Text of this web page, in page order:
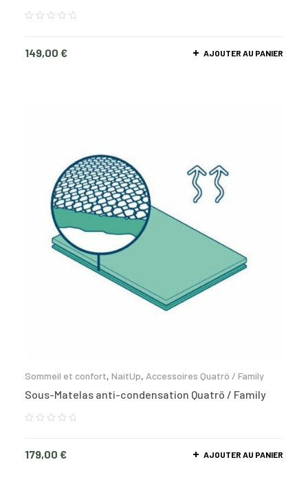
149,00 € AJOUTER AU PANIER
Sommeil et confort, NaitUp, Accessoires Quatrö / Family
Sous-Matelas anti-condensation Quatrö / Family
179,00 € AJOUTER AU PANIER